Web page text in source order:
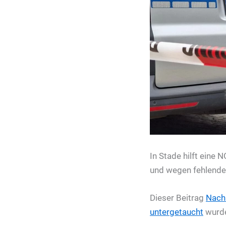
In Stade hilft eine
und wegen
Dieser Beitrag
untergetaucht